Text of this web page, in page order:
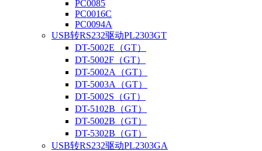
PC0085
PC0016C
PC0094A
USB转RS232驱动PL2303GT
DT-5002E（GT）
DT-5002F（GT）
DT-5002A（GT）
DT-5003A（GT）
DT-5002S（GT）
DT-5102B（GT）
DT-5002B（GT）
DT-5302B（GT）
USB转RS232驱动PL2303GA